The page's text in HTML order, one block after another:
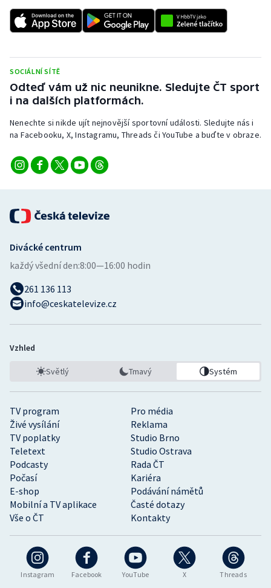
Sportovní střelba
Triatlon
Vodní slalom
Volejbal
SOCIÁLNÍ SÍTĚ
Odteď vám už nic neunikne. Sledujte ČT sport
i na dalších platformách.
Nenechte si nikde ujít nejnovější sportovní události. Sledujte nás i
na Facebooku, X, Instagramu, Threads či YouTube a buďte v obraze.
Instagram Facebook YouTube X Threads
TV program
Pro média
Živé vysílání
Reklama
TV poplatky
Studio Brno
Teletext
Studio Ostrava
Podcasty
Rada ČT
Počasí
Kariéra
E-shop
Podávání námětů
Mobilní a TV aplikace
Časté dotazy
Vše o ČT
Kontakty
Divácké centrum
každý všední den:8:00—16:00 hodin
261 136 113
info@ceskatelevize.cz
Vzhled
Světlý Tmavý Systém